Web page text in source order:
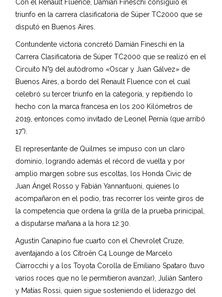
Con el Renault Fluence, Damián Fineschi consiguió el
triunfo en la carrera clasificatoria de Súper TC2000 que se
disputó en Buenos Aires.
Contundente victoria concretó Damián Fineschi en la
Carrera Clasificatoria de Súper TC2000 que se realizó en el
Circuito N°9 del autódromo «Oscar y Juan Gálvez» de
Buenos Aires, a bordo del Renault Fluence con el cual
celebró su tercer triunfo en la categoría, y repitiendo lo
hecho con la marca francesa en los 200 Kilómetros de
2019, entonces como invitado de Leonel Pernía (que arribó
17°).
El representante de Quilmes se impuso con un claro
dominio, logrando además el récord de vuelta y por
amplio margen sobre sus escoltas, los Honda Civic de
Juan Ángel Rosso y Fabián Yannantuoni, quienes lo
acompañaron en el podio, tras recorrer los veinte giros de
la competencia que ordena la grilla de la prueba prinicipal,
a disputarse mañana a la hora 12.30.
Agustín Canapino fue cuarto con el Chevrolet Cruze,
aventajando a los Citroën C4 Lounge de Marcelo
Ciarrocchi y a los Toyota Corolla de Emiliano Spataro (tuvo
varios roces que no le permitieron avanzar), Julián Santero
y Matías Rossi, quien sigue sosteniendo el liderazgo del